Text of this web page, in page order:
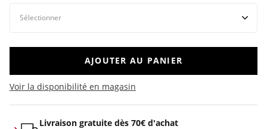
AJOUTER AU PANIER
Voir la disponibilité en magasin
Livraison gratuite dès 70€ d'achat